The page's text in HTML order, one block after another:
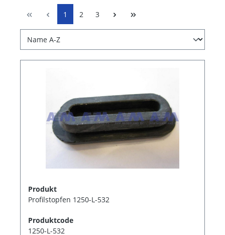
1 2 3
Produkt
Profilstopfen 1250-L-532
Produktcode
1250-L-532